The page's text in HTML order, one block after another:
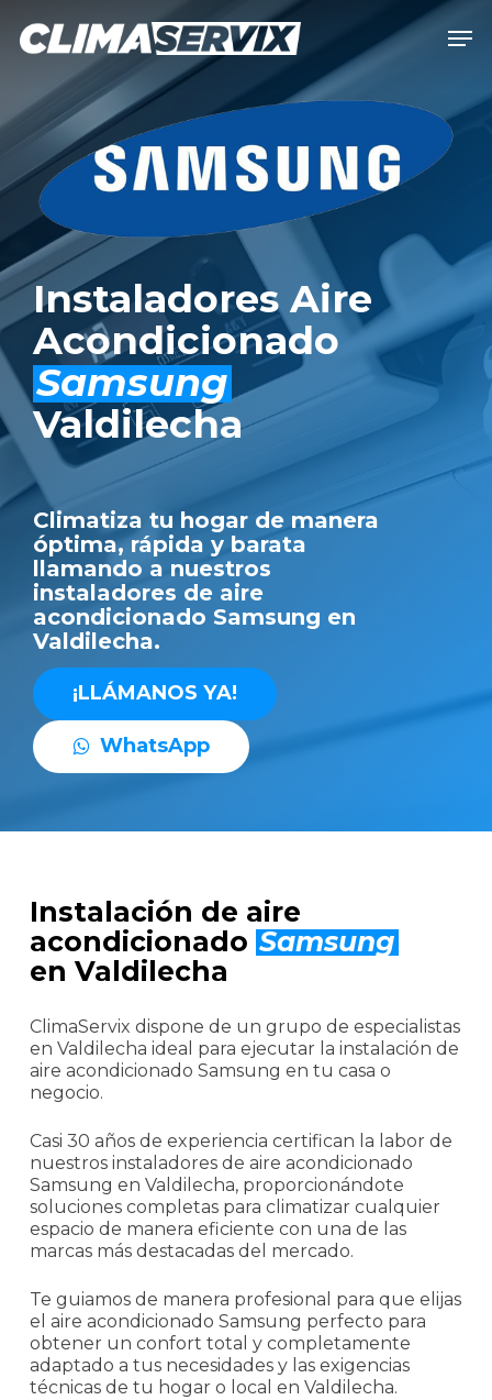
content
Instaladores Aire
Acondicionado
Samsung
Valdilecha
Climatiza tu hogar de manera
óptima, rápida y barata
llamando a nuestros
instaladores de aire
acondicionado Samsung en
Valdilecha.
¡LLÁMANOS YA!
WhatsApp
Instalación de aire
acondicionado Samsung
en Valdilecha
ClimaServix dispone de un grupo de especialistas
en Valdilecha ideal para ejecutar la instalación de
aire acondicionado Samsung en tu casa o
negocio.
Casi 30 años de experiencia certifican la labor de
nuestros instaladores de aire acondicionado
Samsung en Valdilecha, proporcionándote
soluciones completas para climatizar cualquier
espacio de manera eficiente con una de las
marcas más destacadas del mercado.
Te guiamos de manera profesional para que elijas
el aire acondicionado Samsung perfecto para
obtener un confort total y completamente
adaptado a tus necesidades y las exigencias
técnicas de tu hogar o local en Valdilecha.
Menu